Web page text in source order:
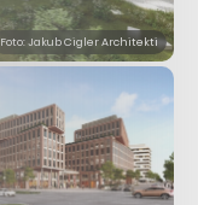
Foto: Jakub Cigler Architekti